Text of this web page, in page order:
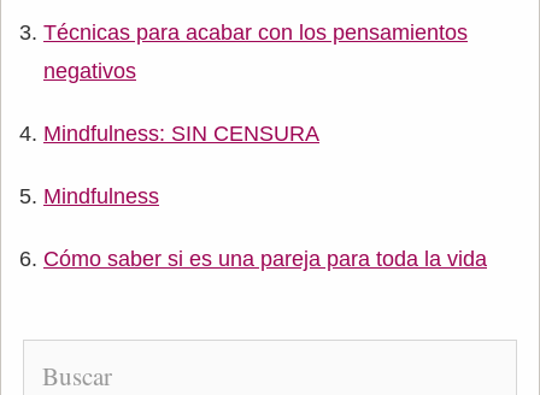
Técnicas para acabar con los pensamientos
negativos
Mindfulness: SIN CENSURA
Mindfulness
Cómo saber si es una pareja para toda la vida
Buscar